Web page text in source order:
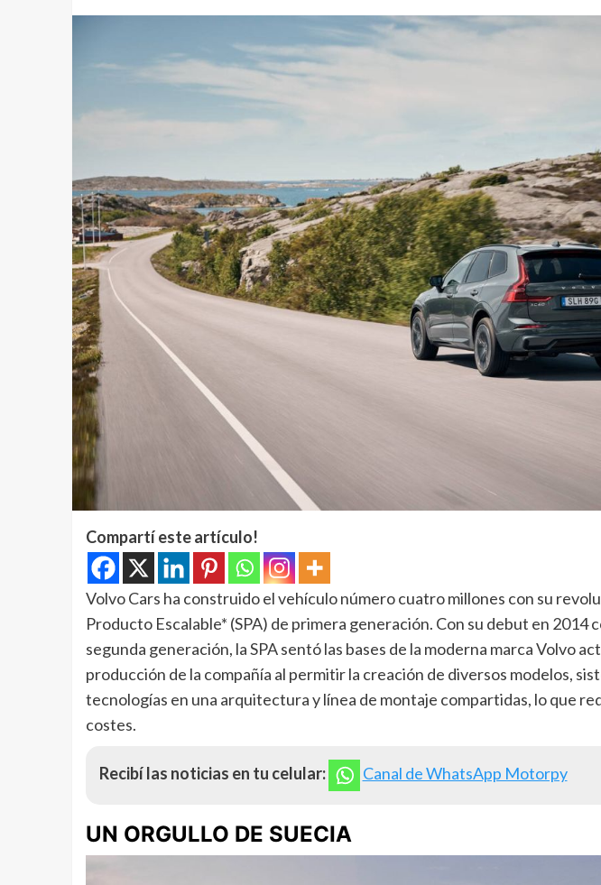
Compartí este artículo!
Volvo Cars ha construido el vehículo número cuatro millones con su
Producto Escalable* (SPA) de primera generación. Con su debut en 2014
segunda generación, la SPA sentó las bases de la moderna marca Volvo
producción de la compañía al permitir la creación de diversos modelos,
tecnologías en una arquitectura y línea de montaje compartidas, lo que
costes.
Recibí las noticias en tu celular: Canal de WhatsApp Motorpy
UN ORGULLO DE SUECIA